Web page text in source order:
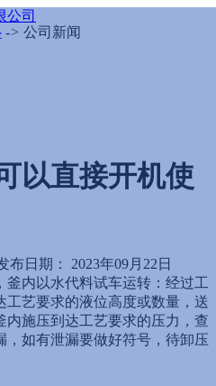
-> 公司新闻
以直接开机使
日期： 2023年09月22日
内以水代料试车运转：经过工
艺要求的液位高度或数量，送
内施压到达工艺要求的压力，查
如有泄漏要做好符号，待卸压